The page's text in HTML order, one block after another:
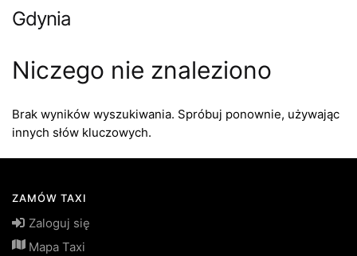
Gdynia
Niczego nie znaleziono
Brak wyników wyszukiwania. Spróbuj ponownie, używając
innych słów kluczowych.
ZAMÓW TAXI
Zaloguj się
Mapa Taxi